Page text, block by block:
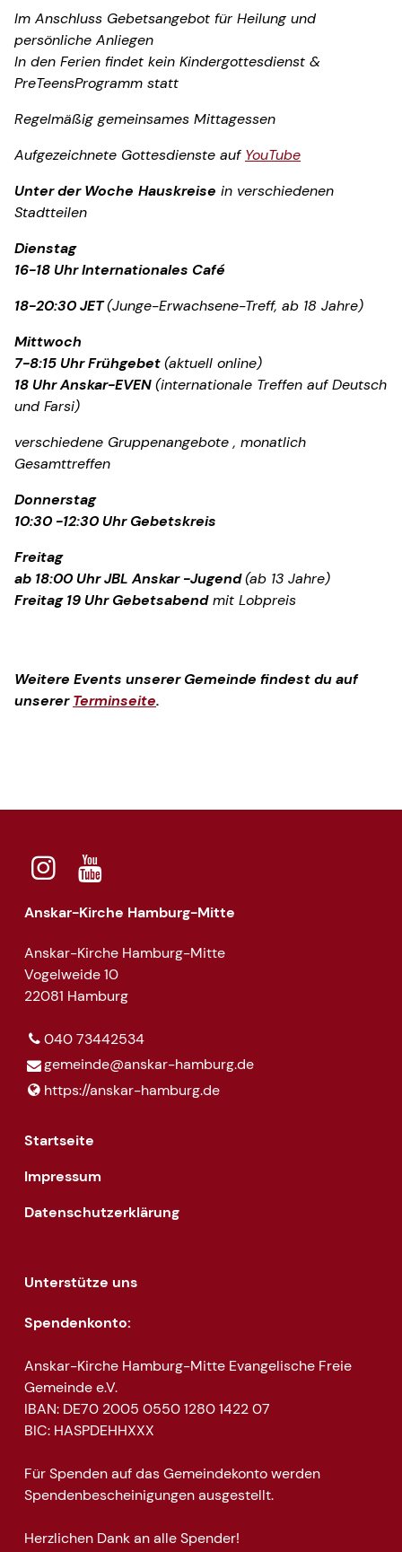
Im Anschluss Gebetsangebot für Heilung und
persönliche Anliegen
In den Ferien findet kein Kindergottesdienst &
PreTeensProgramm statt
Regelmäßig gemeinsames Mittagessen
Aufgezeichnete Gottesdienste auf YouTube
Unter der Woche Hauskreise in verschiedenen
Stadtteilen
Dienstag
16-18 Uhr Internationales Café
18-20:30 JET(Junge-Erwachsene-Treff, ab 18 Jahre)
Mittwoch
7-8:15 Uhr Frühgebet(aktuell online)
18 Uhr Anskar-EVEN(internationale Treffen auf Deutsch
und Farsi)
verschiedene Gruppenangebote , monatlich
Gesamttreffen
Donnerstag
10:30 -12:30 Uhr Gebetskreis
Freitag
ab 18:00 Uhr JBL Anskar -Jugend(ab 13 Jahre)
Freitag 19 Uhr Gebetsabendmit Lobpreis
Weitere Events unserer Gemeinde findest du auf
unsererTerminseite.
Anskar-Kirche Hamburg-Mitte
Anskar-Kirche Hamburg-Mitte
Vogelweide 10
22081 Hamburg
040 73442534
gemeinde@​anskar-hamburg.​de
https://anskar-hamburg.​de
Startseite
Impressum
Datenschutzerklärung
Unterstütze uns
Spendenkonto:
Anskar-Kirche Hamburg-Mitte Evangelische Freie
Gemeinde e.V.
IBAN: DE70 2005 0550 1280 1422 07
BIC: HASPDEHHXXX
Für Spenden auf das Gemeindekonto werden
Spendenbescheinigungen ausgestellt.
Herzlichen Dank an alle Spender!